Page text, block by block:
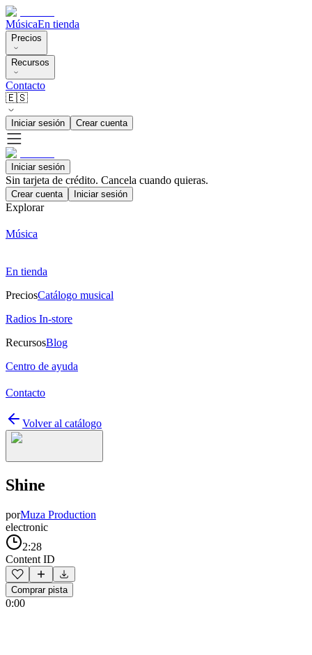
MúsicaEn tienda
Precios
Recursos
Contacto
🇪🇸
Iniciar sesión Crear cuenta
Iniciar sesión
Sin tarjeta de crédito. Cancela cuando quieras.
Crear cuenta Iniciar sesión
Explorar
Música
En tienda
PreciosCatálogo musical
Radios In-store
RecursosBlog
Centro de ayuda
Contacto
Volver al catálogo
Shine
porMuza Production
electronic
2:28
Content ID
Comprar pista
0:00